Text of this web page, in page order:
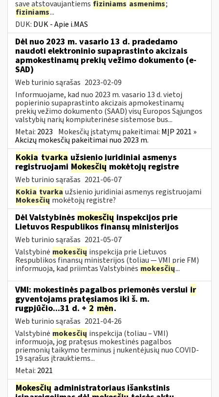
save atstovaujantiems fiziniams asmenims;
fiziniams...
DUK: DUK - Apie i.MAS
Dėl nuo 2023 m. vasario 13 d. pradedamo
naudoti elektroninio supaprastinto akcizais
apmokestinamų prekių vežimo dokumento (e-
SAD)
Web turinio sąrašas 2023-02-09
Informuojame, kad nuo 2023 m. vasario 13 d. vietoj
popierinio supaprastinto akcizais apmokestinamų
prekių vežimo dokumento (SAAD) visų Europos Sąjungos
valstybių narių kompiuterinėse sistemose bus...
Metai: 2023 Mokesčių įstatymų pakeitimai: MĮP 2021 »
Akcizų mokesčių pakeitimai nuo 2023 m.
Kokia tvarka užsienio juridiniai asmenys
registruojami Mokesčių mokėtojų registre
Web turinio sąrašas 2021-06-07
Kokia tvarka užsienio juridiniai asmenys registruojami
Mokesčiųmokėtojų registre?
Dėl Valstybinės mokesčių inspekcijos prie
Lietuvos Respublikos finansų ministerijos
Web turinio sąrašas 2021-05-07
Valstybinė mokesčių inspekcija prie Lietuvos
Respublikos finansų ministerijos (toliau — VMI prie FM)
informuoja, kad priimtas Valstybinės mokesčių...
VMI: mokestinės pagalbos priemonės verslui ir
gyventojams pratęsiamos iki š. m.
rugpjūčio...31 d. + 2 mėn.
Web turinio sąrašas 2021-04-26
Valstybinė mokesčių inspekcija (toliau – VMI)
informuoja, jog pratęsus mokestinės pagalbos
priemonių taikymo terminus į nukentėjusių nuo COVID-
19 sąrašus įtrauktiems...
Metai: 2021
Mokesčių administratoriaus išankstinis